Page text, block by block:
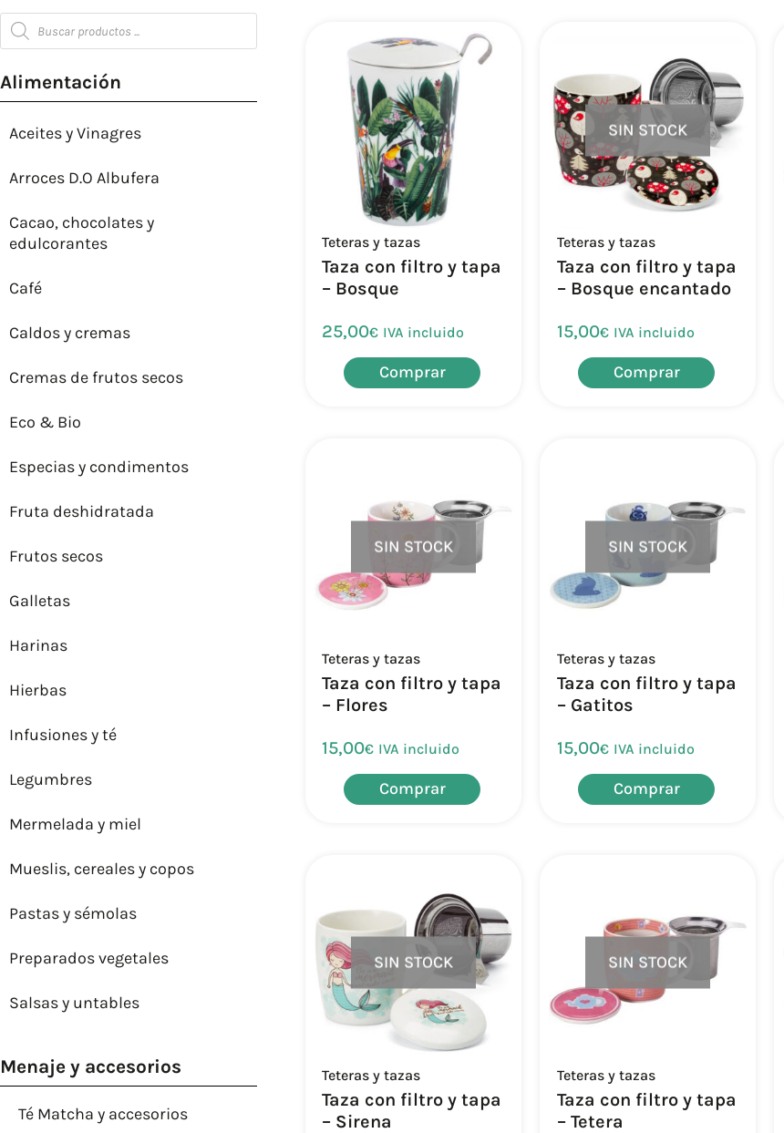
Alimentación
Aceites y Vinagres
Arroces D.O Albufera
Cacao, chocolates y
edulcorantes
Café
Caldos y cremas
Cremas de frutos secos
Eco & Bio
Especias y condimentos
Fruta deshidratada
Frutos secos
Galletas
Harinas
Hierbas
Infusiones y té
Legumbres
Mermelada y miel
Mueslis, cereales y copos
Pastas y sémolas
Preparados vegetales
Salsas y untables
Menaje y accesorios
Té Matcha y accesorios
Teteras y tazas
Taza con filtro y tapa
– Bosque
25,00€ IVA incluido
Comprar
SIN STOCK
Teteras y tazas
Taza con filtro y tapa
– Bosque encantado
15,00€ IVA incluido
Comprar
SIN STOCK
Teteras y tazas
Taza con filtro y tapa
– Flores
15,00€ IVA incluido
Comprar
SIN STOCK
Teteras y tazas
Taza con filtro y tapa
– Gatitos
15,00€ IVA incluido
Comprar
SIN STOCK
Teteras y tazas
Taza con filtro y tapa
– Sirena
SIN STOCK
Teteras y tazas
Taza con filtro y tapa
– Tetera